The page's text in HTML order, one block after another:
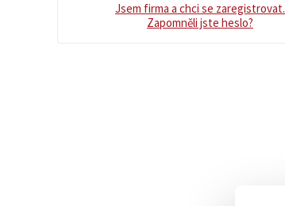
Jsem firma a chci se zaregistrovat.
Zapomněli jste heslo?